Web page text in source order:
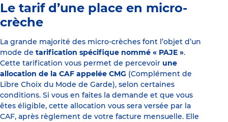
Le tarif d’une place en micro-
crèche
La grande majorité des micro-crèches font l’objet d’un
mode de tarification spécifique nommé « PAJE ».
Cette tarification vous permet de percevoir une
allocation de la CAF appelée CMG (Complément de
Libre Choix du Mode de Garde), selon certaines
conditions. Si vous en faites la demande et que vous
êtes éligible, cette allocation vous sera versée par la
CAF, après règlement de votre facture mensuelle. Elle